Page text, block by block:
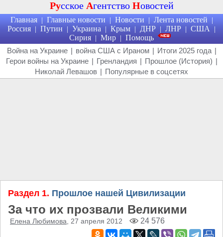
Русское Агентство Новостей
Главная | Главные новости | Новости | Лента новостей |
Россия | Путин | Украина | Крым | ДНР | ЛНР | США |
Сирия | Мир | Помощь
Война на Украине | война США с Ираном | Итоги 2025 года |
Герои войны на Украине | Гренландия | Прошлое (История) |
Николай Левашов | Популярные в соцсетях
Раздел 1. Прошлое нашей Цивилизации
За что их прозвали Великими
Елена Любимова , 27 апреля 2012 24 576